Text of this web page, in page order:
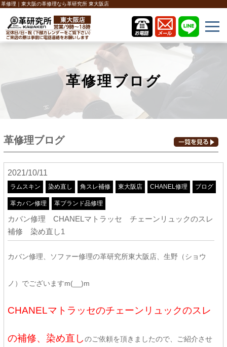
革修理｜東大阪の革修理なら革研究所 東大阪店
革修理ブログ
革修理ブログ
2021/10/11
ラムスキン 染め直し 角スレ補修 東大阪店 CHANEL修理 ブログ
革カバン修理 革ブランド品修理
カバン修理 CHANELマトラッセ チェーンリュックのスレ
補修 染め直し1
カバン修理、ソファー修理の革研究所東大阪店、生野（ショウ
ノ）でございますm(__)m
CHANELマトラッセのチェーンリュックのスレ
の補修、染め直しのご依頼を頂きましたので、ご紹介させ